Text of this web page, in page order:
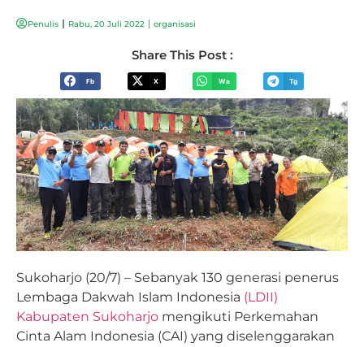
Penulis Rabu, 20 Juli 2022 organisasi
Share This Post :
Fb X Wa Tg
Sukoharjo (20/7) – Sebanyak 130 generasi penerus
Lembaga Dakwah Islam Indonesia (LDII)
Kabupaten Sukoharjo mengikuti Perkemahan
Cinta Alam Indonesia (CAI) yang diselenggarakan